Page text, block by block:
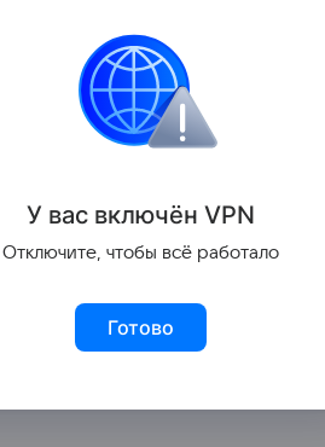
У вас включён VPN
Отключите, чтобы всё работало
Готово